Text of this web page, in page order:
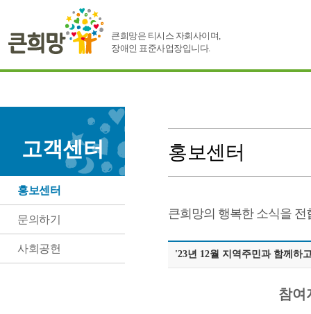
큰희망은 티시스 자회사이며,
장애인 표준사업장입니다.
고객센터
홍보센터
문의하기
사회공헌
홍보센터
큰희망의 행복한 소식을 전
'23년 12월 지역주민과 함께하
참여